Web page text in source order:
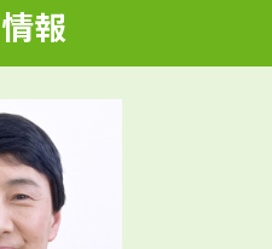
o
報